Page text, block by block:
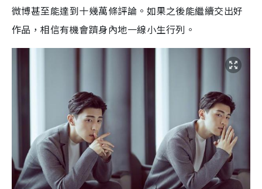
微博甚至能達到十幾萬條評論。如果之後能繼續交出好
作品，相信有機會躋身內地一線小生行列。